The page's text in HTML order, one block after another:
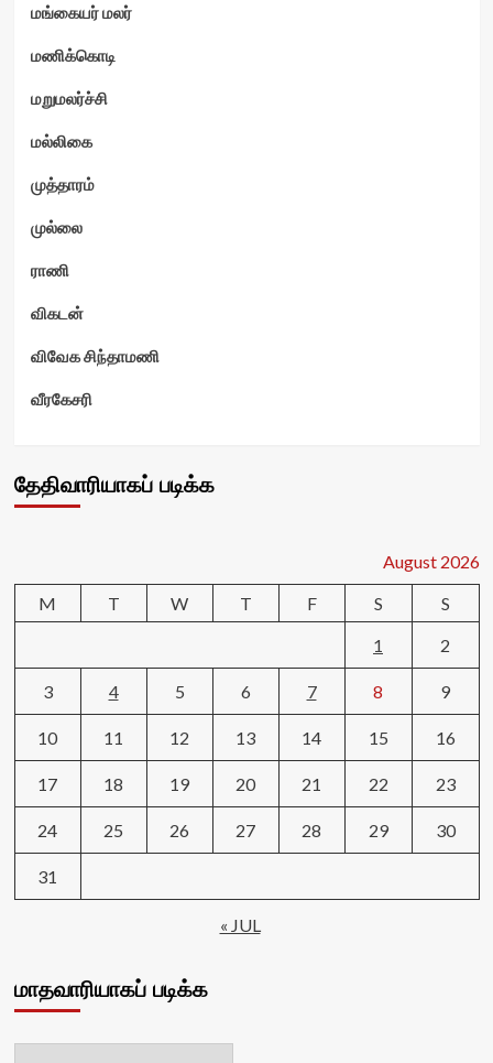
மங்கையர் மலர்
மணிக்கொடி
மறுமலர்ச்சி
மல்லிகை
முத்தாரம்
முல்லை
ராணி
விகடன்
விவேக சிந்தாமணி
வீரகேசரி
தேதிவாரியாகப் படிக்க
August 2026
M
T W T F S
S
1
2
3 4 5 6 7 8 9
10 11 12 13 14 15 16
17 18 19 20 21 22 23
24 25 26 27 28 29 30
31
« JUL
மாதவாரியாகப் படிக்க